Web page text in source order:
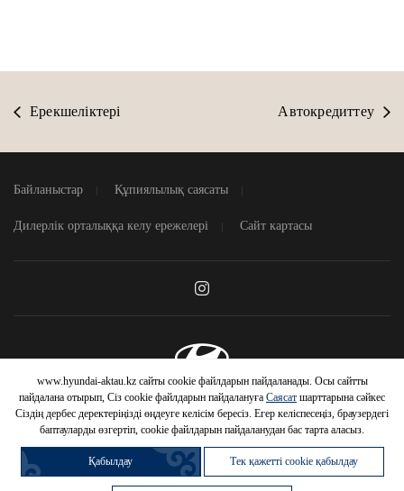
Ерекшеліктері Автокредиттеу
Байланыстар Құпиялылық саясаты
Дилерлік орталыққа келу ережелері Сайт картасы
© 2026 Hyundai Motor Company
www.hyundai-aktau.kz сайты cookie файлдарын пайдаланады. Осы сайтты
пайдалана отырып, Сіз cookie файлдарын пайдалануға Саясат шарттарына сәйкес
Сіздің дербес деректеріңізді өңдеуге келісім бересіз. Егер келіспесеңіз, браузердегі
баптауларды өзгертіп, cookie файлдарын пайдаланудан бас тарта аласыз.
Қабылдау Тек қажетті cookie қабылдау
HYUNDAI